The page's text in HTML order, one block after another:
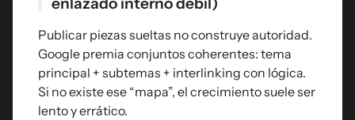
Publicar piezas sueltas no construye autoridad.
Google premia conjuntos coherentes: tema
principal + subtemas + interlinking con lógica.
Si no existe ese “mapa”, el crecimiento suele ser
lento y errático.